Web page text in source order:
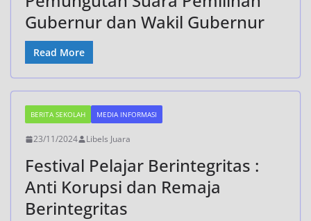
Gubernur dan Wakil Gubernur
Read More
BERITA SEKOLAH MEDIA INFORMASI
23/11/2024 Libels Juara
Festival Pelajar Berintegritas :
Anti Korupsi dan Remaja
Berintegritas